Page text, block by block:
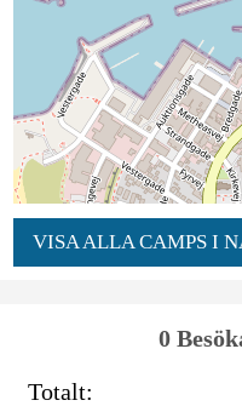
VISA ALLA CAMPS I
0
Totalt: